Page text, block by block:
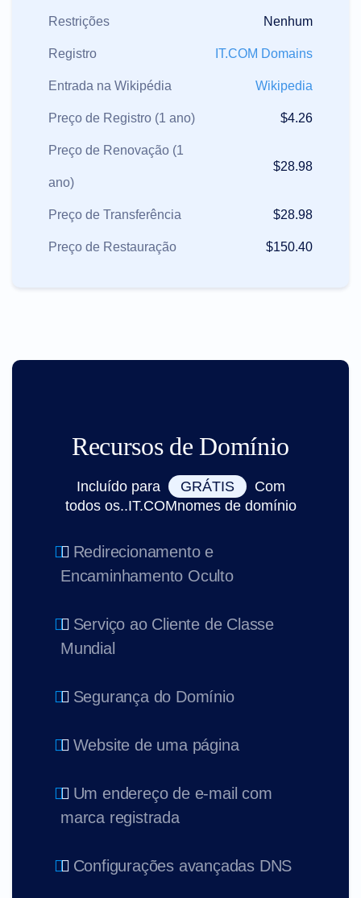
Restrições Nenhum
Registro IT.COM Domains
Entrada na Wikipédia Wikipedia
Preço de Registro (1 ano) $4.26
Preço de Renovação (1
ano)
$28.98
Preço de Transferência $28.98
Preço de Restauração $150.40
Recursos de Domínio
Incluído para GRÁTIS
Com
todos os..IT.COMnomes de domínio
Redirecionamento e
Encaminhamento Oculto
Serviço ao Cliente de Classe
Mundial
Segurança do Domínio
Website de uma página
Um endereço de e-mail com
marca registrada
Configurações avançadas DNS